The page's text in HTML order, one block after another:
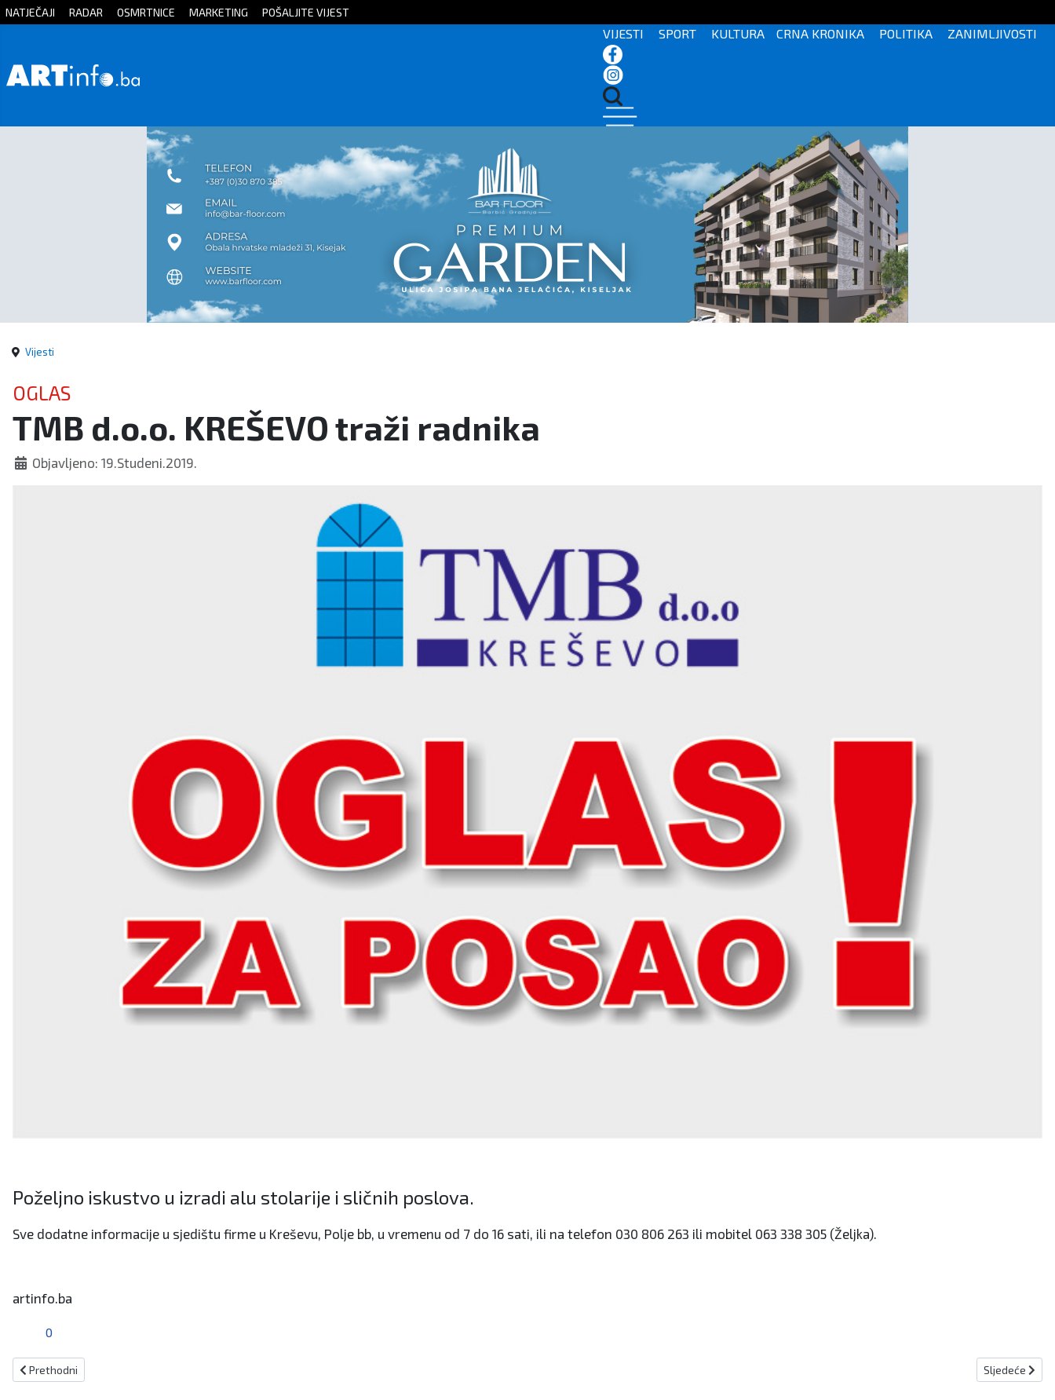
Početna
Zanimljivosti
NATJEČAJI RADAR OSMRTNICE MARKETING POŠALJITE VIJEST
VIJESTI SPORT KULTURA CRNA KRONIKA POLITIKA ZANIMLJIVOSTI
Vijesti
OGLAS
TMB d.o.o. KREŠEVO traži radnika
Objavljeno: 19.Studeni.2019.
Poželjno iskustvo u izradi alu stolarije i sličnih poslova.
Sve dodatne informacije u sjedištu firme u Kreševu, Polje bb, u vremenu od 7 do 16 sati, ili na telefon 030 806 263 ili mobitel 063 338 305 (Željka).
artinfo.ba
0
Prethodni članak: I jučer relativno miran dan na području ŽSB
Prethodni Sljedeći
Sljedeće